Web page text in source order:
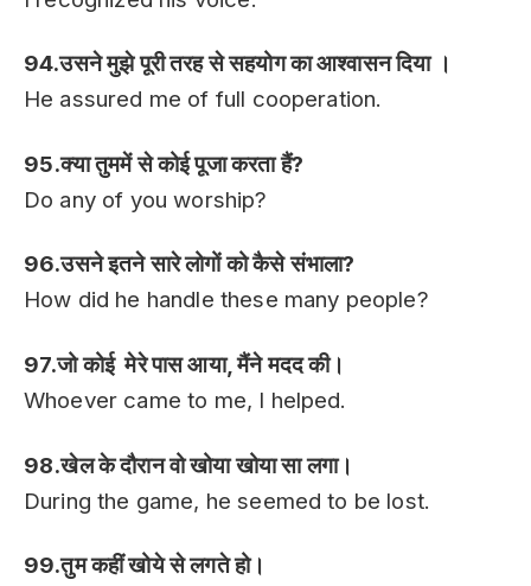
94.उसने मुझे पूरी तरह से सहयोग का आश्वासन दिया ।
He assured me of full cooperation.
95.क्या तुममें से कोई पूजा करता हैं?
Do any of you worship?
96.उसने इतने सारे लोगों को कैसे संभाला?
How did he handle these many people?
97.जो कोई मेरे पास आया, मैंने मदद की।
Whoever came to me, I helped.
98.खेल के दौरान वो खोया खोया सा लगा।
During the game, he seemed to be lost.
99.तुम कहीं खोये से लगते हो।